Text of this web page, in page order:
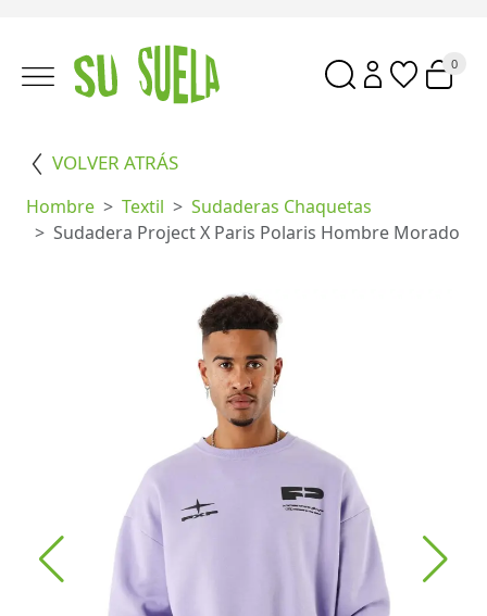
0
VOLVER ATRÁS
Hombre Textil
Sudaderas Chaquetas
Sudadera Project X Paris Polaris Hombre Morado